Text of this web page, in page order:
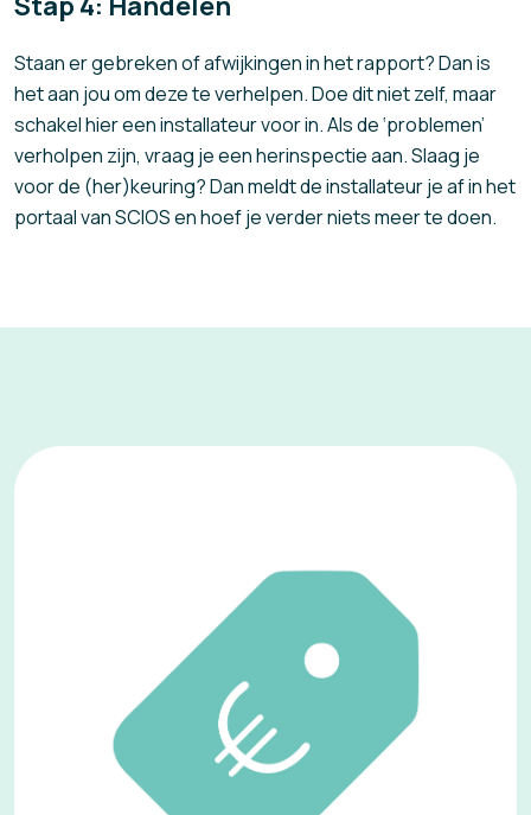
Staan er gebreken of afwijkingen in het rapport? Dan is
het aan jou om deze te verhelpen. Doe dit niet zelf, maar
schakel hier een installateur voor in. Als de ‘problemen’
verholpen zijn, vraag je een herinspectie aan. Slaag je
voor de (her)keuring? Dan meldt de installateur je af in het
portaal van SCIOS en hoef je verder niets meer te doen.